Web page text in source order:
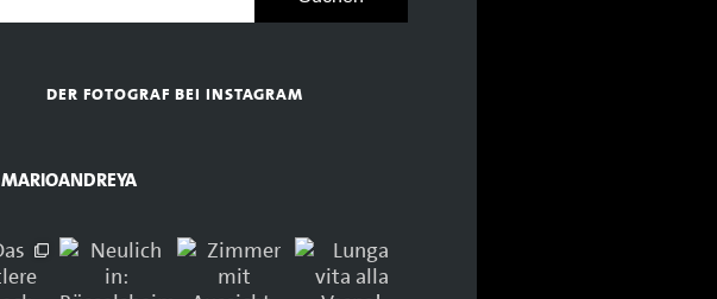
DER FOTOGRAF BEI INSTAGRAM
MARIOANDREYA